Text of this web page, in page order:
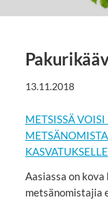
13.11.2018
METSISSÄ
KASVATUKSELLE
Aasiassa on
metsänomistajia